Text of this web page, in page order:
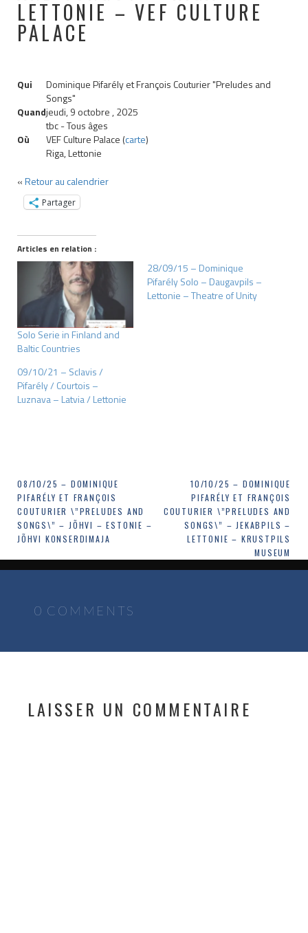
LETTONIE – VEF CULTURE
PALACE
Qui
Dominique Pifarély et François Couturier "Preludes and
Songs"
Quandjeudi, 9 octobre , 2025
tbc-Tous âges
Où
VEF Culture Palace (carte)
Riga, Lettonie
«Retour au calendrier
Partager
Articles en relation :
Solo Serie in Finland and
Baltic Countries
28/09/15 – Dominique
Pifarély Solo – Daugavpils –
Lettonie – Theatre of Unity
09/10/21 – Sclavis /
Pifarély / Courtois –
Luznava – Latvia / Lettonie
Navigation
de
l’article
08/10/25 – DOMINIQUE
PIFARÉLY ET FRANÇOIS
COUTURIER \”PRELUDES AND
SONGS\” – JÕHVI – ESTONIE –
JÕHVI KONSERDIMAJA
10/10/25 – DOMINIQUE
PIFARÉLY ET FRANÇOIS
COUTURIER \”PRELUDES AND
SONGS\” – JEKABPILS –
LETTONIE – KRUSTPILS
MUSEUM
0 COMMENTS
LAISSER UN COMMENTAIRE